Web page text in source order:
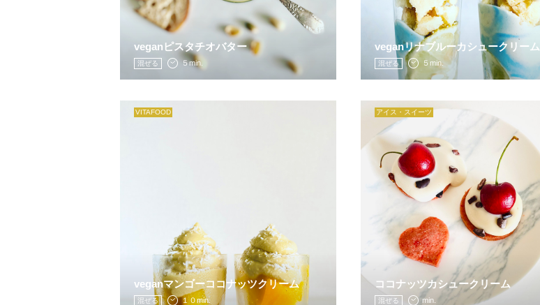
veganピスタチオバター
混ぜる ５min.
veganリナブルーカシュークリーム
混ぜる ５min.
VITAFOOD
veganマンゴーココナッツクリーム
混ぜる １０min.
アイス・スイーツ
ココナッツカシュークリーム
混ぜる min.